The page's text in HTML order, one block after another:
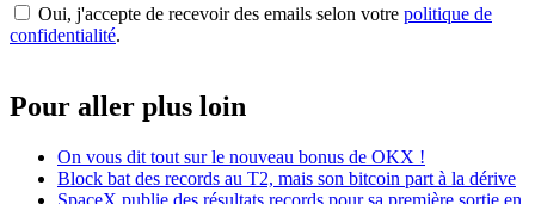
Oui, j'accepte de recevoir des emails selon votre politique de
confidentialité.
Pour aller plus loin
On vous dit tout sur le nouveau bonus de OKX !
Block bat des records au T2, mais son bitcoin part à la dérive